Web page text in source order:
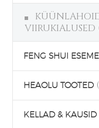
VIIRUKIALUSED
FENG SHUI
HEAOLU TOOTED
KELLAD & KAUSID